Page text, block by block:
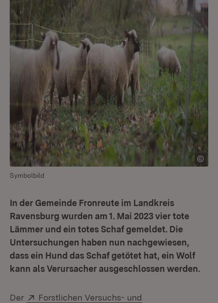
Symbolbild
In der Gemeinde Fronreute im Landkreis
Ravensburg wurden am 1. Mai 2023 vier tote
Lämmer und ein totes Schaf gemeldet. Die
Untersuchungen haben nun nachgewiesen,
dass ein Hund das Schaf getötet hat, ein Wolf
kann als Verursacher ausgeschlossen werden.
Der Extern:
Forstlichen Versuchs- und